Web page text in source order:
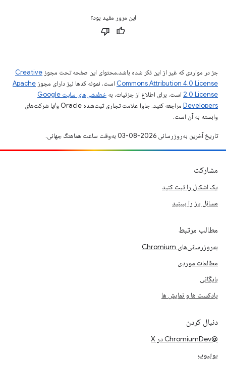
این مرور مفید بود؟
جز در مواردی که غیر از این ذکر شده باشد،‌محتوای این صفحه تحت مجوز Creative
Commons Attribution 4.0 License است. نمونه کدها نیز دارای مجوز Apache
2.0 License است. برای اطلاع از جزئیات، به
خطمشی‌های سایت Google
Developers‏
مراجعه کنید. جاوا علامت تجاری ثبت‌شده Oracle و/یا شرکت‌های
وابسته به آن است.
تاریخ آخرین به‌روزرسانی 2026-08-03 به‌وقت ساعت هماهنگ جهانی.
مشارکت
یک اشکال را ثبت کنید
مسائل باز را ببینید
مطالب مرتبط
به‌روزرسانی‌های Chromium
مطالعات موردی
بایگانی
پادکست ها و نمایش ها
دنبال کردن
@ChromiumDev در X
یوتیوب